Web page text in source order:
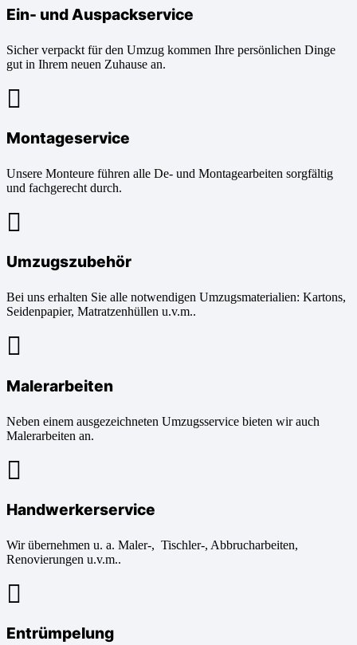
Ein- und Auspackservice
Sicher verpackt für den Umzug kommen Ihre persönlichen Dinge
gut in Ihrem neuen Zuhause an.
Montageservice
Unsere Monteure führen alle De- und Montagearbeiten sorgfältig
und fachgerecht durch.
Umzugszubehör
Bei uns erhalten Sie alle notwendigen Umzugsmaterialien: Kartons,
Seidenpapier, Matratzenhüllen u.v.m..
Malerarbeiten
Neben einem ausgezeichneten Umzugsservice bieten wir auch
Malerarbeiten an.
Handwerkerservice
Wir übernehmen u. a. Maler-, Tischler-, Abbrucharbeiten,
Renovierungen u.v.m..
Entrümpelung